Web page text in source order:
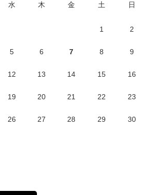
水 木 金 土 日
1 2
5 6 7 8 9
12 13 14 15 16
19 20 21 22 23
26 27 28 29 30